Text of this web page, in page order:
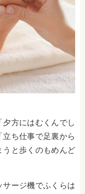
夕方にはむくんでし
ち仕事で足裏から
と歩くのもめんど
ージ機でふくらは